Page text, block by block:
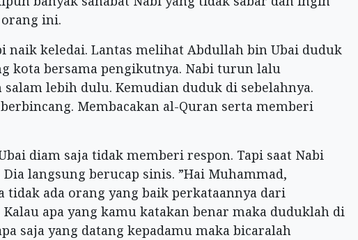
ini.
naik keledai. Lantas melihat Abdullah bin Ubai duduk
kota bersama pengikutnya. Nabi turun lalu
salam lebih dulu. Kemudian duduk di sebelahnya.
Membacakan al-Quran serta memberi
diam saja tidak memberi respon. Tapi saat Nabi
Dia langsung berucap sinis. ”Hai Muhammad,
tidak ada orang yang baik perkataannya dari
apa yang kamu katakan benar maka duduklah di
saja yang datang kepadamu maka bicaralah